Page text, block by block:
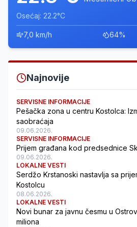
Osećaj: 22.2°C
7,0 km/h 64%
Najnovije
SERVISNE INFORMACIJE
Pešačka zona u centru Kostolca:
saobraćaja
09.06.2026.
SERVISNE INFORMACIJE
Prijem građana kod predsednice
09.06.2026.
LOKALNE VESTI
Serdžo Krstanoski nastavlja sa
Kostolcu
08.06.2026.
LOKALNE VESTI
Novi bunar za javnu česmu u
miliona